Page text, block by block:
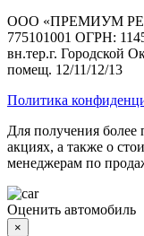
ООО «ПРЕМИУМ
775101001 ОГРН:
вн.тер.г. Городской
помещ. 12/11/12/13
Политика
Для получения
акциях, а также о
менеджерам по
Оценить автомобиль
×